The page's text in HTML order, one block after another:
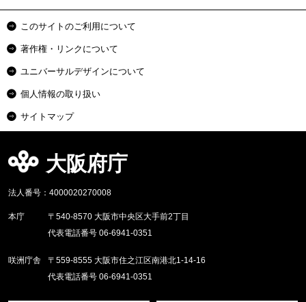
このサイトのご利用について
著作権・リンクについて
ユニバーサルデザインについて
個人情報の取り扱い
サイトマップ
大阪府庁
法人番号：4000020270008
本庁
〒540-8570 大阪市中央区大手前2丁目
代表電話番号 06-6941-0351
咲洲庁舎
〒559-8555 大阪市住之江区南港北1-14-16
代表電話番号 06-6941-0351